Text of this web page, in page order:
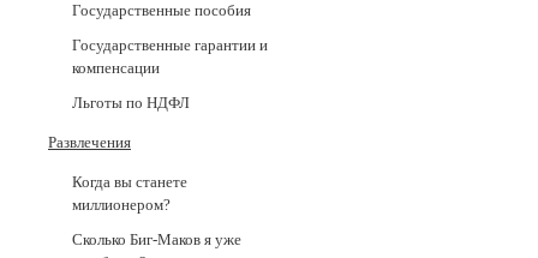
Государственные пособия
Государственные гарантии и
компенсации
Льготы по НДФЛ
Развлечения
Когда вы станете
миллионером?
Сколько Биг-Маков я уже